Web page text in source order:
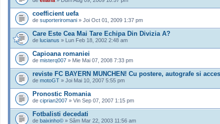
coefficient uefa
de suporteriromani » Joi Oct 01, 2009 1:37 pm
Care Este Cea Mai Tare Echipa Din Divizia A?
de lucianus » Lun Feb 18, 2002 2:48 am
Capioana romaniei
de misterq007 » Mie Mai 07, 2008 7:33 pm
reviste FC BAYERN MUNCHEN! Cu postere, autografe si
de motoGT » Joi Mai 10, 2007 5:55 pm
Pronostic Romania
de ciprian2007 » Vin Sep 07, 2007 1:15 pm
Fotbalisti decedati
de baixinho© » Sâm Mar 22, 2003 11:56 am